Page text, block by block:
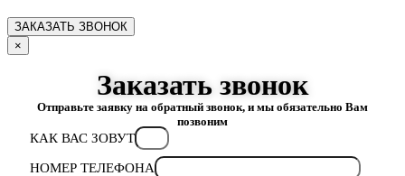
ЗАКАЗАТЬ ЗВОНОК
×
Заказать звонок
Отправьте заявку на обратный звонок, и мы обязательно Вам
позвоним
КАК ВАС ЗОВУТ
НОМЕР ТЕЛЕФОНА